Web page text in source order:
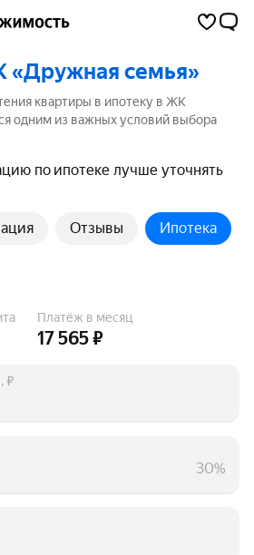
«Дружная семья»
квартиры в ипотеку в ЖК
одним из важных условий выбора
собрали программы кредитования
по ипотеке лучше уточнять
Отзывы Ипотека
Платёж в месяц
17 565 ₽
₽
30%